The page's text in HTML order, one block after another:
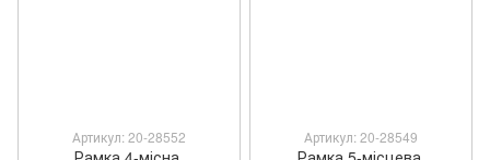
Артикул: 20-28552 Артикул: 20-28549